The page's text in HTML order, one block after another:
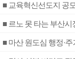
■ 교육혁신선도지 공
■ 르노 못 타는 부산
■ 마산 원도심 행정·